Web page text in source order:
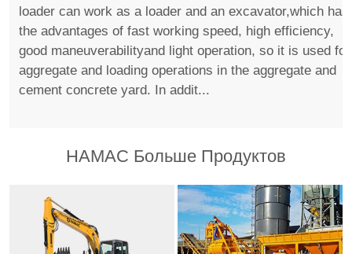
loader can work as a loader and an excavator,which has
the advantages of fast working speed, high efficiency,
good maneuverabilityand light operation, so it is used for
aggregate and loading operations in the aggregate and
cement concrete yard. In addit...
HAMAC Больше Продуктов